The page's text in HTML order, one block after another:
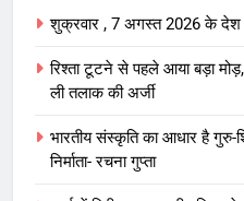
शुक्रवार , 7 अगस्त 2026 के देश
रिश्ता टूटने से पहले आया बड़ा
ली तलाक की अर्जी
भारतीय संस्कृति का आधार है गुरु-
निर्माता- रचना गुप्ता